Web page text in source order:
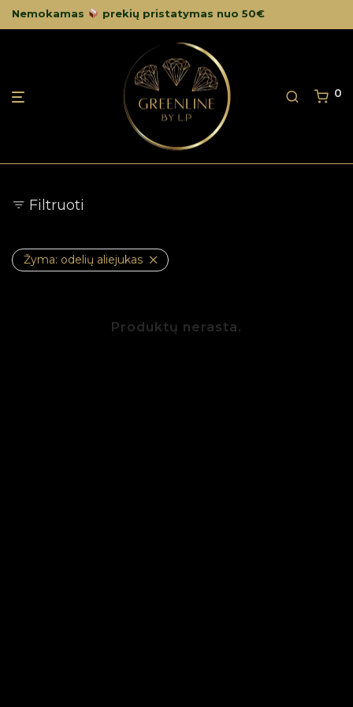
Nemokamas prekių pristatymas nuo 50€
0
Filtruoti
Žyma: odelių aliejukas
Produktų nerasta.